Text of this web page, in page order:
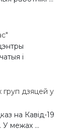
і
груп дзяцей у
на Кавід-19
У межах ...